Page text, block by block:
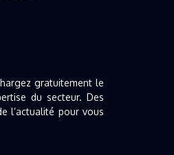
gratuitement le
du secteur. Des
l’actualité pour vous